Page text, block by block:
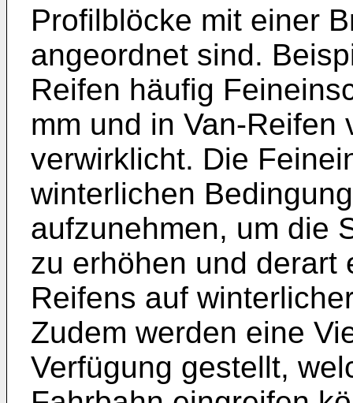
Profilblöcke mit einer
angeordnet sind.
Reifen häufig
mm und in Van-Reifen
verwirklicht. Die
winterlichen
aufzunehmen, um die
zu erhöhen und derart
Reifens auf
Zudem werden eine
Verfügung gestellt,